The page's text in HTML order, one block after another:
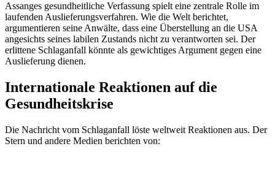
Assanges gesundheitliche Verfassung spielt eine zentrale Rolle im
laufenden Auslieferungsverfahren. Wie die Welt berichtet,
argumentieren seine Anwälte, dass eine Überstellung an die USA
angesichts seines labilen Zustands nicht zu verantworten sei. Der
erlittene Schlaganfall könnte als gewichtiges Argument gegen eine
Auslieferung dienen.
Internationale Reaktionen auf die
Gesundheitskrise
Die Nachricht vom Schlaganfall löste weltweit Reaktionen aus. Der
Stern und andere Medien berichten von: